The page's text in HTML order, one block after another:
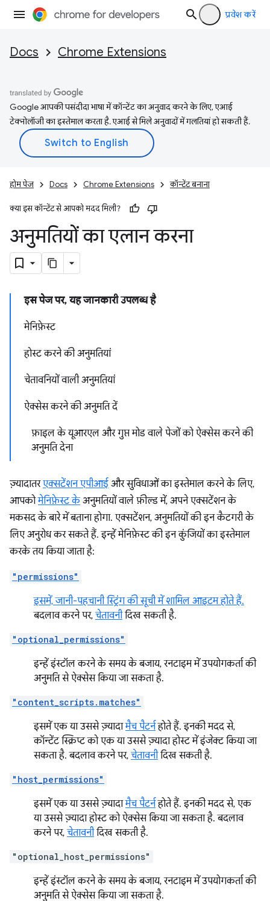
प्रवेश करें
Docs Chrome Extensions
Google आपकी पसंदीदा भाषा में कॉन्टेंट का अनुवाद करने के लिए, एआई
टेक्नोलॉजी का इस्तेमाल करता है. एआई से मिले अनुवादों में गलतियां हो सकती हैं.
होम पेज Docs Chrome Extensions कॉन्टेंट बनाना
क्या इस कॉन्टेंट से आपको मदद मिली?
अनुमतियों का एलान करना
इस पेज पर, यह जानकारी उपलब्ध है
मेनिफ़ेस्ट
होस्ट करने की अनुमतियां
चेतावनियों वाली अनुमतियां
ऐक्सेस करने की अनुमति दें
फ़ाइल के यूआरएल और गुप्त मोड वाले पेजों को ऐक्सेस करने की
अनुमति देना
ज़्यादातरएक्सटेंशन एपीआई और सुविधाओं का इस्तेमाल करने के लिए,
आपकोमेनिफ़ेस्ट केअनुमतियों वाले फ़ील्ड में, अपने एक्सटेंशन के
मकसद के बारे में बताना होगा. एक्सटेंशन, अनुमतियों की इन कैटगरी के
लिए अनुरोध कर सकते हैं. इन्हें मेनिफ़ेस्ट की इन कुंजियों का इस्तेमाल
करके तय किया जाता है:
"permissions"
इसमें, जानी-पहचानी स्ट्रिंग की सूची में शामिल आइटम होते हैं.
बदलाव करने पर, चेतावनीदिख सकती है.
"optional_permissions"
इन्हें इंस्टॉल करने के समय के बजाय, रनटाइम में उपयोगकर्ता की
अनुमति से ऐक्सेस किया जा सकता है.
"content_scripts.matches"
इसमें एक या उससे ज़्यादामैच पैटर्नहोते हैं. इनकी मदद से,
कॉन्टेंट स्क्रिप्ट को एक या उससे ज़्यादा होस्ट में इंजेक्ट किया जा
सकता है. बदलाव करने पर, चेतावनीदिख सकती है.
"host_permissions"
इसमें एक या उससे ज़्यादामैच पैटर्नहोते हैं. इनकी मदद से, एक
या उससे ज़्यादा होस्ट को ऐक्सेस किया जा सकता है. बदलाव
करने पर, चेतावनीदिख सकती है.
"optional_host_permissions"
इन्हें इंस्टॉल करने के समय के बजाय, रनटाइम में उपयोगकर्ता की
अनुमति से ऐक्सेस किया जा सकता है.